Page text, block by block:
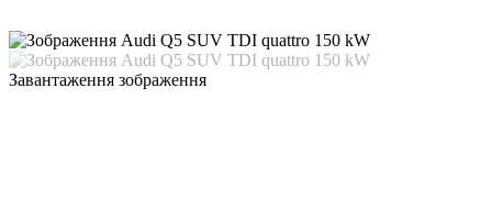
Завантаження зображення